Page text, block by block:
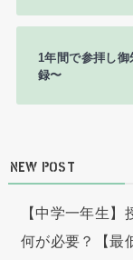
1年間で参拝し
録〜
NEW POST
【中学一年生
何が必要？【最